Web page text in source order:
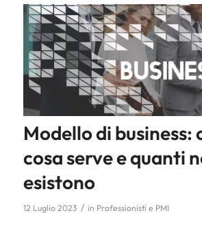
Modello di business:
cosa serve e quanti
esistono
12 Luglio 2023 / in Professionisti e PMI